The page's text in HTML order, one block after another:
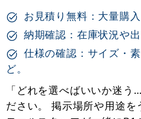
お見積り無料：大量購
納期確認：在庫状況や
仕様の確認：サイズ・
ど。
「どれを選べばいいか迷う
ださい。 掲示場所や用途